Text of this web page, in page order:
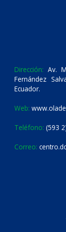
Dirección: Av.
Fernández
Ecuador.
Web:
Teléfono: (593
Correo: